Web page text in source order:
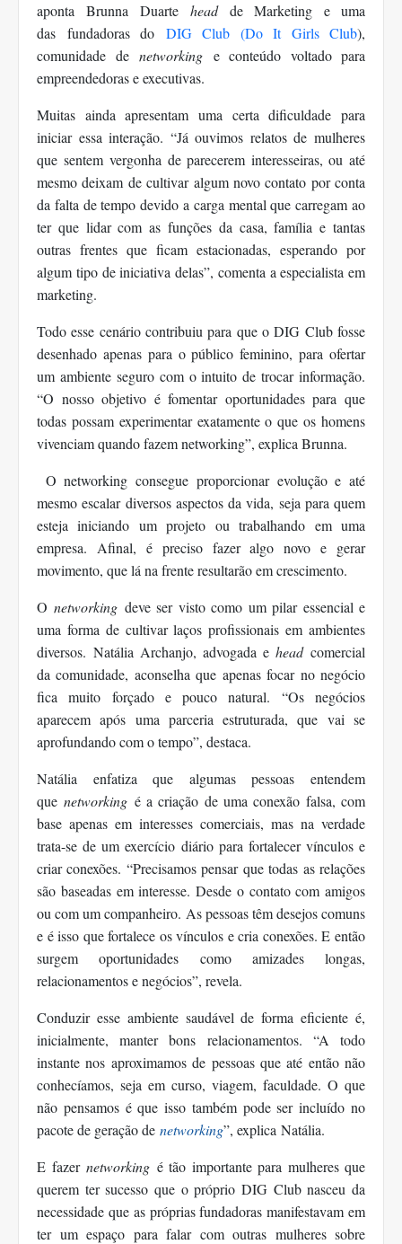
apontaBrunna Duarte headde Marketing e uma
das fundadoras do DIG Club (Do It Girls Club),
comunidade de networking e conteúdo voltado para
empreendedoras e executivas.
Muitas ainda apresentam uma certa dificuldade para
iniciar essa interação. “Já ouvimos relatos de mulheres
que sentemvergonha de parecerem interesseiras, ou até
mesmo deixam de cultivar algum novo contato por conta
da falta de tempo devido a carga mental que carregam ao
ter que lidar com as funções da casa, família e tantas
outras frentes que ficam estacionadas, esperando por
algum tipo de iniciativa delas”, comenta a especialista em
marketing.
Todo esse cenário contribuiu para que o DIG Club fosse
desenhado apenas para o público feminino, para ofertar
um ambiente seguro com o intuito de trocar informação.
“O nosso objetivo é fomentar oportunidades para que
todas possam experimentar exatamente o que os homens
vivenciam quando fazem networking”, explica Brunna.
O networking consegue proporcionar evolução e até
mesmo escalar diversos aspectos da vida, seja para quem
esteja iniciando um projeto ou trabalhando em uma
empresa. Afinal, é preciso fazer algo novo e gerar
movimento, que lá na frente resultarão em crescimento.
Onetworking deve ser visto como um pilar essencial e
uma forma de cultivar laços profissionais em ambientes
diversos. Natália Archanjo, advogada eheadcomercial
da comunidade, aconselha queapenas focar no negócio
fica muito forçado e pouco natural. “Os negócios
aparecem após uma parceria estruturada, que vai se
aprofundando com o tempo”, destaca.
Natália enfatiza que algumas pessoas entendem
quenetworking é a criação de uma conexão falsa, com
base apenas em interesses comerciais, mas na verdade
trata-se de um exercício diário para fortalecer vínculos e
criar conexões. “Precisamos pensar que todas as relações
são baseadas em interesse. Desde o contato com amigos
ou com um companheiro. As pessoas têm desejos comuns
e é isso que fortalece os vínculos e cria conexões. E então
surgem oportunidades como amizades longas,
relacionamentos e negócios”, revela.
Conduzir esse ambiente saudável de forma eficiente é,
inicialmente, manter bons relacionamentos. “A todo
instante nos aproximamos de pessoas que até então não
conhecíamos, seja em curso, viagem, faculdade. O que
não pensamos é que isso também pode ser incluído no
pacote de geração de networking”, explica Natália.
E fazer networking é tão importante para mulheres que
querem ter sucesso que o próprio DIG Club nasceu da
necessidade que as próprias fundadoras manifestavam em
ter um espaço para falar com outras mulheres sobre